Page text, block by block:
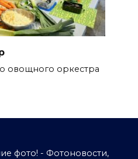
овощного оркестра
фото! - Фотоновости,